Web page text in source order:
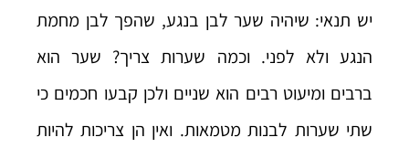
יש תנאי: שיהיה שער לבן בנגע, שהפך לבן מחמת
הנגע ולא לפני. וכמה שערות צריך? שער הוא
ברבים ומיעוט רבים הוא שניים ולכן קבעו חכמים כי
שתי שערות לבנות מטמאות. ואין הן צריכות להיות